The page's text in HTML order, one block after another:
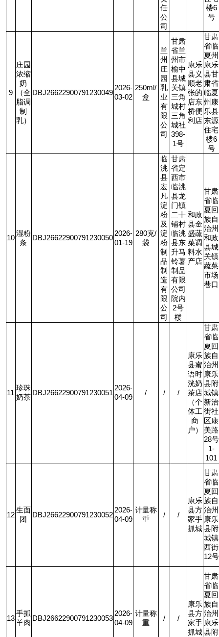
任
公
司
楼6
号
9
庄园
浓缩
奶
（全
脂调
制
乳）
DBJ26622900791230049
2026-
03-02
250ml/
盒
兰
州
庄
园
乳
业
有
限
公
司
甘肃
省兰
州市
榆中
县城
关镇
三角
城村
三角
城社
398-
1号
康乐
县义
顺老
张的
店东
桥便
利店
甘肃
省临
夏州
康乐
县甘
肃省
临夏
州康
乐县
东源
住宅
楼6
号
10
湿粉
条
DBJ26622900791230050
2026-
01-19
280克/
袋
临
洮
县
宏
凡
淀
粉
及
淀
粉
制
品
制
造
有
限
公
司
甘肃
省定
西市
临洮
县龙
门镇
二十
铺村
临洮
县东
升马
铃薯
制品
有限
公司
院内
2号
楼
和政
县金
盛蔬
菜调
料水
产店
甘肃
省临
夏回
族自
治州
和政
县城
关镇
蔬菜
市场
巷口
11
珍珠
奶茶
DBJ26622900791230051
2026-
04-09
/ / /
康乐
县蜜
语时
洸奶
茶店
（个
体工
商
户）
甘肃
省临
夏回
族自
治州
康乐
县附
城镇
新治
街社
区康
美路
28号
1-
101
12
生面
团
DBJ26622900791230052
2026-
04-09
计量称
重
/ /
康乐
县方
家手
抓城
甘肃
省临
夏回
族自
治州
康乐
县附
城镇
西街
12号
13
手抓
羊肉
DBJ26622900791230053
2026-
04-09
计量称
重
/ /
康乐
县方
家手
抓城
甘肃
省临
夏回
族自
治州
康乐
县附